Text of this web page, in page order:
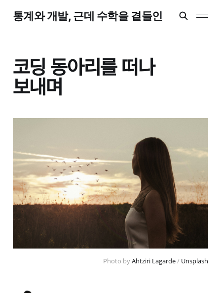
통계와 개발, 근데 수학을 곁들인
코딩 동아리를 떠나
보내며
Photo by Ahtziri Lagarde / Unsplash